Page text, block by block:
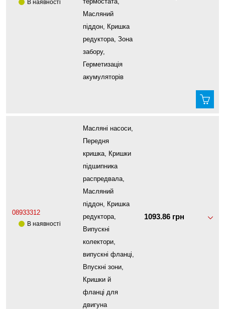
В наявності
Масляний
піддон, Кришка
редуктора, Зона
забору,
Герметизація
акумуляторів
08933312
В наявності
Масляні насоси,
Передня
кришка, Кришки
підшипника
распредвала,
Масляний
піддон, Кришка
редуктора,
Випускні
колектори,
випускні фланці,
Впускні зони,
Кришки й
фланці для
двигуна
1093.86 грн